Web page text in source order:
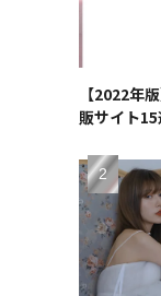
【2022年
販サイト